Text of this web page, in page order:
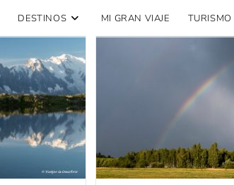
DESTINOS MI GRAN VIAJE